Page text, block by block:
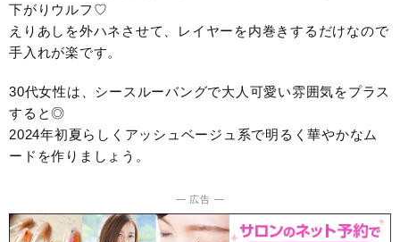
下がりウルフ♡
えりあしを外ハネさせて、レイヤーを内巻きするだけなので
手入れが楽です。
30代女性は、シースルーバングで大人可愛い雰囲気をプラス
すると◎
2024年初夏らしくアッシュベージュ系で明るく華やかなム
ードを作りましょう。
― 広告 ―